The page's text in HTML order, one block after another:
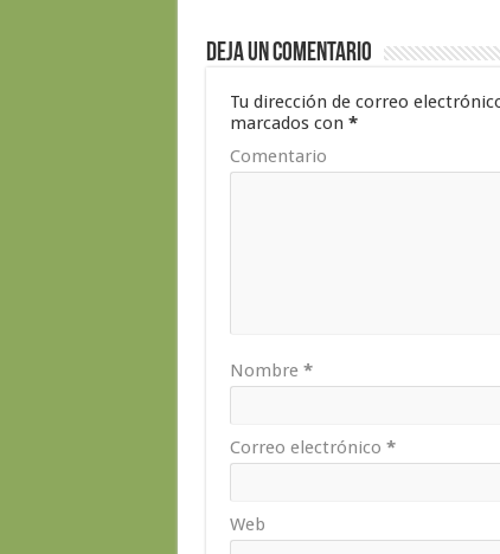
Deja un comentario
Tu dirección de correo
marcados con *
Comentario
Nombre *
Correo electrónico *
Web